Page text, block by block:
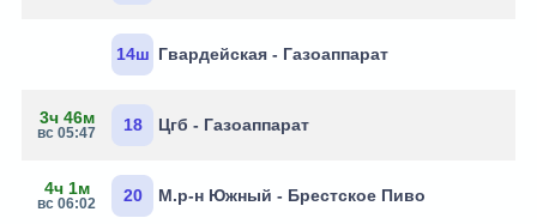
14ш Гвардейская - Газоаппарат
3ч 46м
вс 05:47 18 Цгб - Газоаппарат
4ч 1м
вс 06:02 20 М.р-н Южный - Брестское Пиво